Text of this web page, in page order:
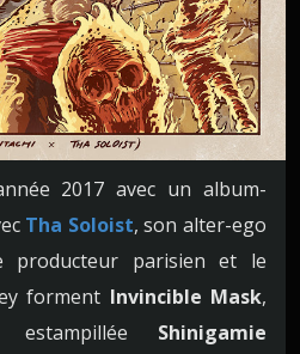
2017 avec un album-
Tha Soloist, son alter-ego
producteur parisien et le
forment Invincible Mask,
estampillée Shinigamie